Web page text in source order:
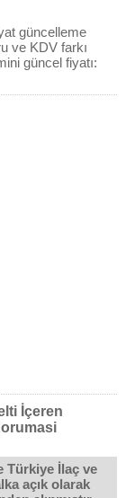
güncelleme
ve KDV farkı
güncel fiyatı:
İçeren
Türkiye İlaç ve
açık olarak